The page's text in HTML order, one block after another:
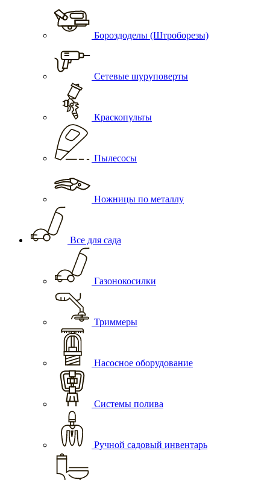
Бороздоделы (Штроборезы)
Сетевые шуруповерты
Краскопульты
Пылесосы
Ножницы по металлу
Все для сада
Газонокосилки
Триммеры
Насосное оборудование
Системы полива
Ручной садовый инвентарь